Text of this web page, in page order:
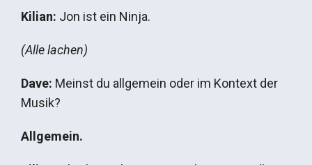
Kilian: Jon ist ein Ninja.
(Alle lachen)
Dave: Meinst du allgemein oder im Kontext der
Musik?
Allgemein.